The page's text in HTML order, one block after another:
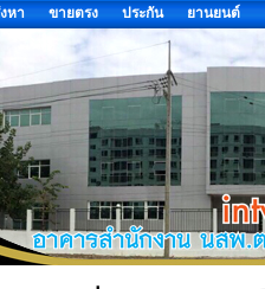
หา ขายตรง ประกัน ยานยนต์